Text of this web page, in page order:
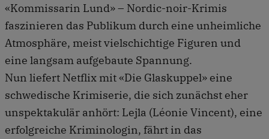
«Kommissarin Lund» – Nordic-noir-Krimis
faszinieren das Publikum durch eine unheimliche
Atmosphäre, meist vielschichtige Figuren und
eine langsam aufgebaute Spannung.
Nun liefert Netflix mit «Die Glaskuppel» eine
schwedische Krimiserie, die sich zunächst eher
unspektakulär anhört: Lejla (Léonie Vincent), eine
erfolgreiche Kriminologin, fährt in das